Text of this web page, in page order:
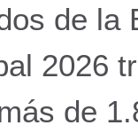
de la
2026
de